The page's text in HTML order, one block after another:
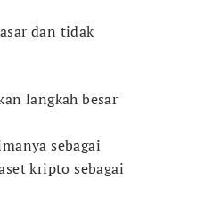
dan tidak
langkah besar
sebagai
kripto sebagai